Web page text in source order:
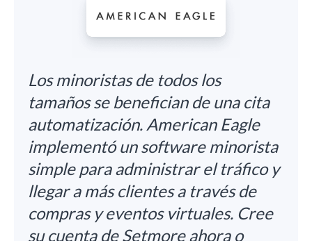
Los minoristas de todos los
tamaños se benefician de una cita
automatización. American Eagle
implementó un software minorista
simple para administrar el tráfico y
llegar a más clientes a través de
compras y eventos virtuales. Cree
su cuenta de Setmore ahora o